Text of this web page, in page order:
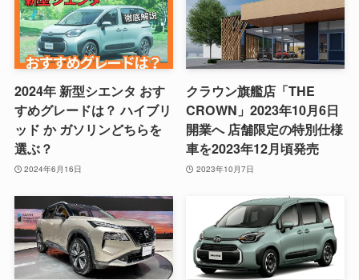
2024年 新型シエンタ おす
すめグレードは？ ハイブリ
ッド か ガソリンどちらを
選ぶ？
2024年6月16日
クラウン旗艦店「THE
CROWN」2023年10月6日
開業へ 店舗限定の特別仕様
車を2023年12月頃発売
2023年10月7日